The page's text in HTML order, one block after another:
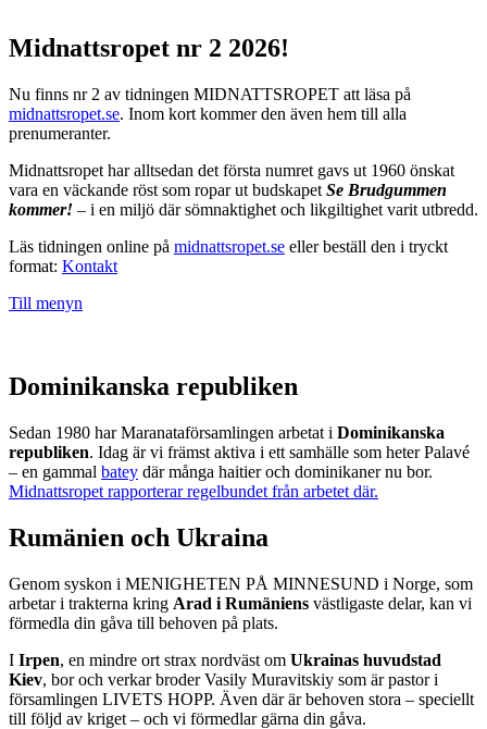
Midnattsropet nr 2 2026!
Nu finns nr 2 av tidningen MIDNATTSROPET att läsa på
midnattsropet.se. Inom kort kommer den även hem till alla
prenumeranter.
Midnattsropet har alltsedan det första numret gavs ut 1960 önskat
vara en väckande röst som ropar ut budskapet Se Brudgummen
kommer! – i en miljö där sömnaktighet och likgiltighet varit utbredd.
Läs tidningen online på midnattsropet.se eller beställ den i tryckt
format: Kontakt
Till menyn
Dominikanska republiken
Sedan 1980 har Maranataförsamlingen arbetat i Dominikanska
republiken. Idag är vi främst aktiva i ett samhälle som heter Palavé
– en gammal batey där många haitier och dominikaner nu bor.
Midnattsropet rapporterar regelbundet från arbetet där.
Rumänien och Ukraina
Genom syskon i MENIGHETEN PÅ MINNESUND i Norge, som
arbetar i trakterna kring Arad i Rumäniens västligaste delar, kan vi
förmedla din gåva till behoven på plats.
I Irpen, en mindre ort strax nordväst om Ukrainas huvudstad
Kiev, bor och verkar broder Vasily Muravitskiy som är pastor i
församlingen LIVETS HOPP. Även där är behoven stora – speciellt
till följd av kriget – och vi förmedlar gärna din gåva.